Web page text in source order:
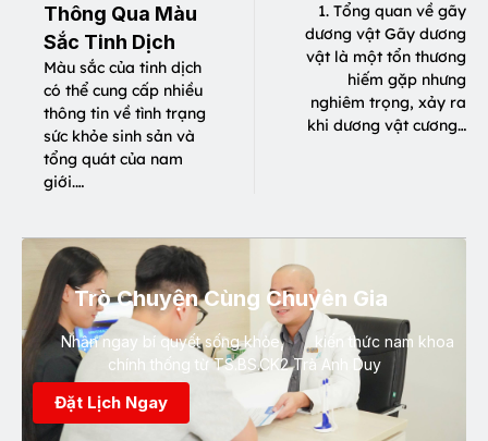
Thông Qua Màu
Sắc Tinh Dịch
Màu sắc của tinh dịch
có thể cung cấp nhiều
thông tin về tình trạng
sức khỏe sinh sản và
tổng quát của nam
giới.…
1. Tổng quan về gãy
dương vật Gãy dương
vật là một tổn thương
hiếm gặp nhưng
nghiêm trọng, xảy ra
khi dương vật cương…
Trò Chuyện Cùng Chuyên Gia
Nhận ngay bí quyết sống khỏe, kiến thức nam khoa
chính thống từ TS.BS.CK2 Trà Anh Duy
Đặt Lịch Ngay